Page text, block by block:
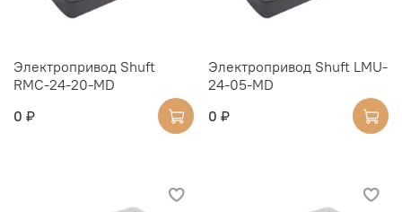
Электропривод Shuft
RMC-24-20-MD
0 ₽
Электропривод Shuft LMU-
24-05-MD
0 ₽